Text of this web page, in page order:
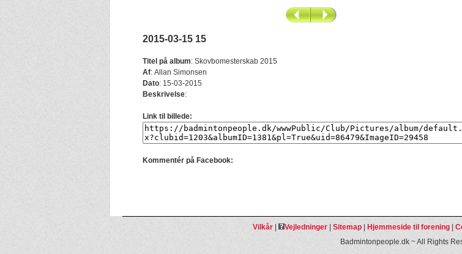
2015-03-15 15
Titel på album: Skovbomesterskab 2015
Af: Allan Simonsen
Dato: 15-03-2015
Beskrivelse:
Link til billede:
Kommentér på Facebook:
Vilkår Vejledninger Sitemap Hjemmeside til forening
Badmintonpeople.dk ~ All Rights